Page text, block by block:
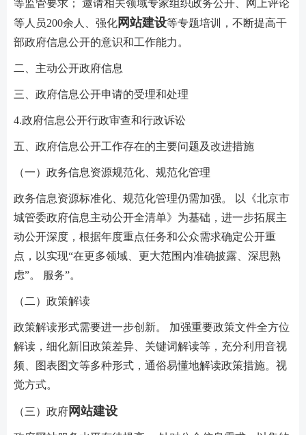
等监管要求； 邀请相关领域专家组织政务公开、网上评论
等人员200余人、强化网站建设等专题培训，不断提高干
部政府信息公开的意识和工作能力。
二、主动公开政府信息
三、政府信息公开申请的受理和处理
4.政府信息公开行政审查和行政诉讼
五、政府信息公开工作存在的主要问题及改进措施
（一）政务信息资源规范化、规范化管理
政务信息资源标准化、规范化管理仍需加强。 以《北京市
城管委政府信息主动公开全清单》为基础，进一步拓展主
动公开深度，根据年度重点任务和公众需求确定公开重
点，以实现“在更多领域、更大范围内准确披露、深思熟
虑”。 服务”。
（二）政策解读
政策解读形式需要进一步创新。 加强重要政策文件全方位
解读，细化新旧政策差异、关键词解读等，充分利用音视
频、图表图文等多种形式，通俗易懂地解读政策措施。视
觉方式。
（三）政府网站建设